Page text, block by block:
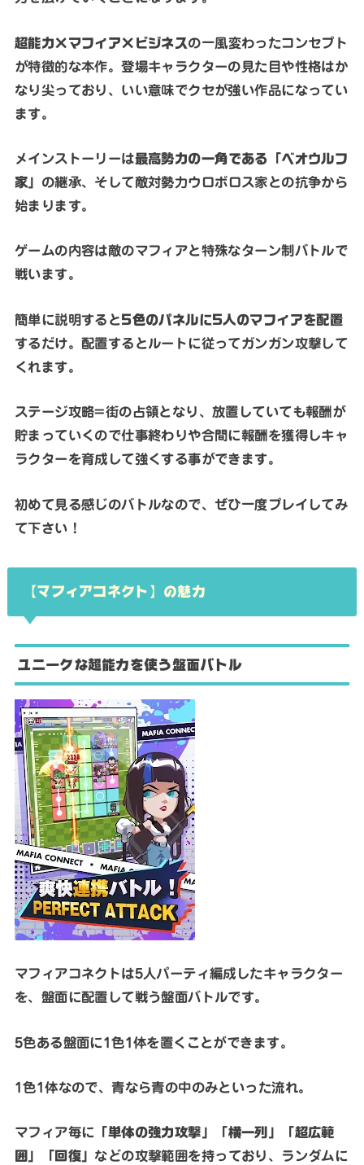
超能力×マフィア×ビジネスの一風変わったコンセプト
が特徴的な本作。登場キャラクターの見た目や性格はか
なり尖っており、いい意味でクセが強い作品になってい
ます。
メインストーリーは最高勢力の一角である「ベオウルフ
家」 の継承、そして敵対勢力ウロボロス家との抗争から
始まります。
ゲームの内容は敵のマフィアと特殊なターン制バトルで
戦います。
簡単に説明すると5色のパネルに5人のマフィアを配置
するだけ。配置するとルートに従ってガンガン攻撃して
くれます。
ステージ攻略=街の占領となり、放置していても報酬が
貯まっていくので仕事終わりや合間に報酬を獲得しキャ
ラクターを育成して強くする事ができます。
初めて見る感じのバトルなので、ぜひ一度プレイしてみ
て下さい！
【マフィアコネクト】の魅力
ユニークな超能力を使う盤面バトル
マフィアコネクトは5人パーティ編成したキャラクター
を、盤面に配置して戦う盤面バトルです。
5色ある盤面に1色1体を置くことができます。
1色1体なので、青なら青の中のみといった流れ。
マフィア毎に 「単体の強力攻撃」「横一列」「超広範
囲」「回復」 などの攻撃範囲を持っており、ランダムに